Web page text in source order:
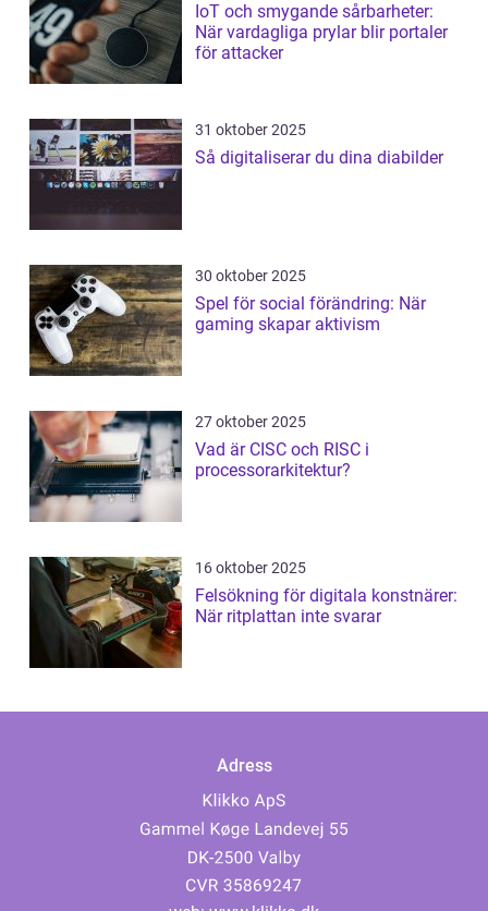
IoT och smygande sårbarheter:
När vardagliga prylar blir portaler
för attacker
31 oktober 2025
Så digitaliserar du dina diabilder
30 oktober 2025
Spel för social förändring: När
gaming skapar aktivism
27 oktober 2025
Vad är CISC och RISC i
processorarkitektur?
16 oktober 2025
Felsökning för digitala konstnärer:
När ritplattan inte svarar
Adress